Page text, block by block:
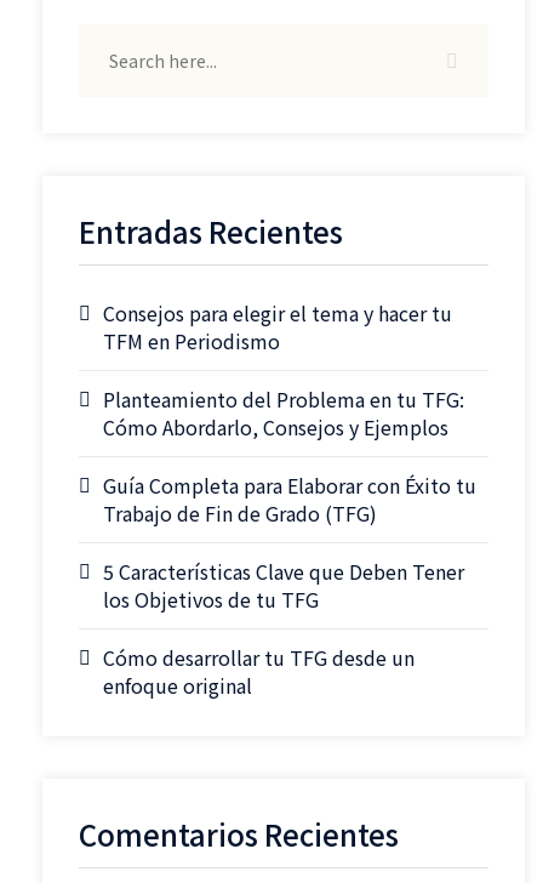
Entradas Recientes
Consejos para elegir el tema y hacer tu
TFM en Periodismo
Planteamiento del Problema en tu TFG:
Cómo Abordarlo, Consejos y Ejemplos
Guía Completa para Elaborar con Éxito tu
Trabajo de Fin de Grado (TFG)
5 Características Clave que Deben Tener
los Objetivos de tu TFG
Cómo desarrollar tu TFG desde un
enfoque original
Comentarios Recientes